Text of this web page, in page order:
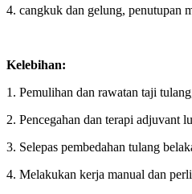
4. cangkuk dan gelung, penutupan
Kelebihan:
1. Pemulihan dan rawatan taji
2. Pencegahan dan terapi adjuvant
3. Selepas pembedahan tulang
4. Melakukan kerja manual dan